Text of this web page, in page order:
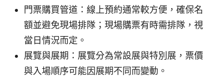
門票購買管道：線上預約通常較方便，確保名
額並避免現場排隊；現場購票有時需排隊，視
當日情況而定。
展覽與展期：展覽分為常設展與特別展，票價
與入場順序可能因展期不同而變動。